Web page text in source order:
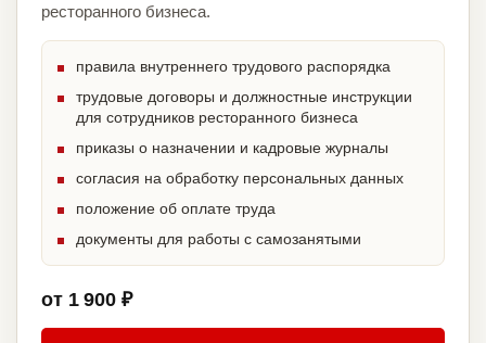
ресторанного бизнеса.
правила внутреннего трудового распорядка
трудовые договоры и должностные инструкции
для сотрудников ресторанного бизнеса
приказы о назначении и кадровые журналы
согласия на обработку персональных данных
положение об оплате труда
документы для работы с самозанятыми
от 1 900 ₽